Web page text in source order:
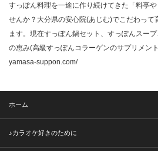
すっぽん料理を一途に作り続けてきた「料亭
せんか？大分県の安心院(あじむ)でこだわって
ます。現在すっぽん鍋セット、すっぽんスー
の恵み(高級すっぽんコラーゲンのサプリメン
yamasa-suppon.com/
ホーム
♪カラオケ好きのために